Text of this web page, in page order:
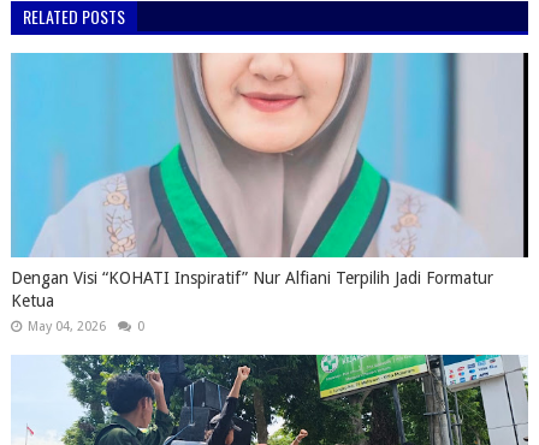
RELATED POSTS
Dengan Visi “KOHATI Inspiratif” Nur Alfiani Terpilih Jadi Formatur
Ketua
May 04, 2026 0